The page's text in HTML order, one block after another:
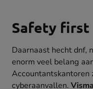
Safety first
Daarnaast hecht dnf,
enorm veel belang
Accountantskantoren
cyberaanvallen. Visma